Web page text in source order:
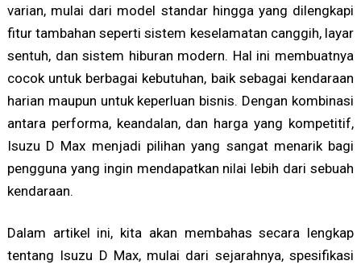
varian, mulai dari model standar hingga yang dilengkapi
fitur tambahan seperti sistem keselamatan canggih, layar
sentuh, dan sistem hiburan modern. Hal ini membuatnya
cocok untuk berbagai kebutuhan, baik sebagai kendaraan
harian maupun untuk keperluan bisnis. Dengan kombinasi
antara performa, keandalan, dan harga yang kompetitif,
Isuzu D Max menjadi pilihan yang sangat menarik bagi
pengguna yang ingin mendapatkan nilai lebih dari sebuah
kendaraan.
Dalam artikel ini, kita akan membahas secara lengkap
tentang Isuzu D Max, mulai dari sejarahnya, spesifikasi